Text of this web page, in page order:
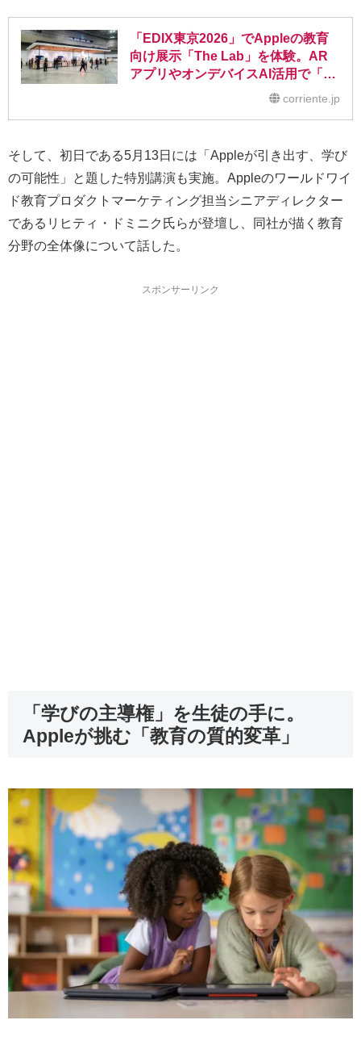
「EDIX東京2026」でAppleの教育
向け展示「The Lab」を体験。AR
アプリやオンデバイスAI活用で「学
ぶ人が主役」の教育環境へ corriente.jp
そして、初日である5月13日には「Appleが引き出す、学び
の可能性」と題した特別講演も実施。Appleのワールドワイ
ド教育プロダクトマーケティング担当シニアディレクター
であるリヒティ・ドミニク氏らが登壇し、同社が描く教育
分野の全体像について話した。
スポンサーリンク
「学びの主導権」を生徒の手に。
Appleが挑む「教育の質的変革」